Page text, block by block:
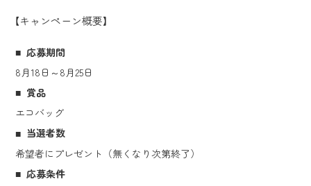
【キャンペーン概要】
応募期間
8月18日～8月25日
賞品
エコバッグ
当選者数
希望者にプレゼント（無くなり次第終了）
応募条件